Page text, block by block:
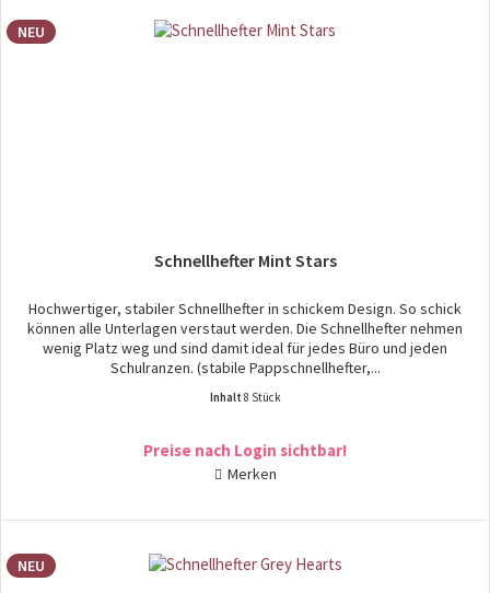
NEU
Schnellhefter Mint Stars
Hochwertiger, stabiler Schnellhefter in schickem Design. So schick
können alle Unterlagen verstaut werden. Die Schnellhefter nehmen
wenig Platz weg und sind damit ideal für jedes Büro und jeden
Schulranzen. (stabile Pappschnellhefter,...
Inhalt 8 Stück
Preise nach Login sichtbar!
Merken
NEU